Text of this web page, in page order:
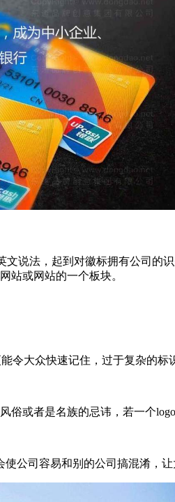
说法，起到对徽标拥有公司的
站或网站的一个板块。
大众快速记住，过于复杂的标
或者是名族的忌讳，若一个
公司容易和别的公司搞混淆，